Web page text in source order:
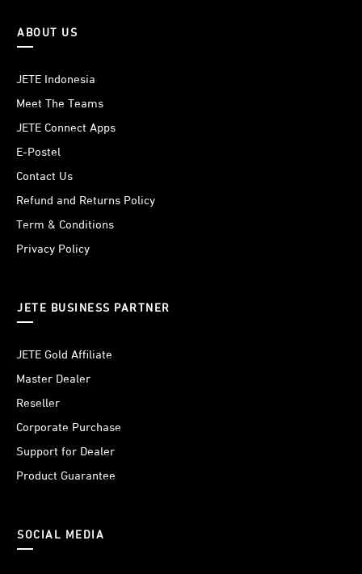
tetap jernih
cukup tinggi. Sangat cocok untuk penggunaan outdoor
ABOUT US
JETE Indonesia
Meet The Teams
JETE Connect Apps
E-Postel
Contact Us
Refund and Returns Policy
Term & Conditions
Privacy Policy
JETE BUSINESS PARTNER
JETE Gold Affiliate
Master Dealer
Reseller
Corporate Purchase
Support for Dealer
Product Guarantee
SOCIAL MEDIA